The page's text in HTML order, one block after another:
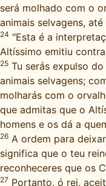
será molhado com o
animais selvagens, até
24 "Esta é a
Altíssimo emitiu
25 Tu serás expulso
animais selvagens;
molharás com o
que admitas que o
homens e os dá a
26 A ordem para
significa que o teu
reconheceres que os
27 Portanto, ó rei,